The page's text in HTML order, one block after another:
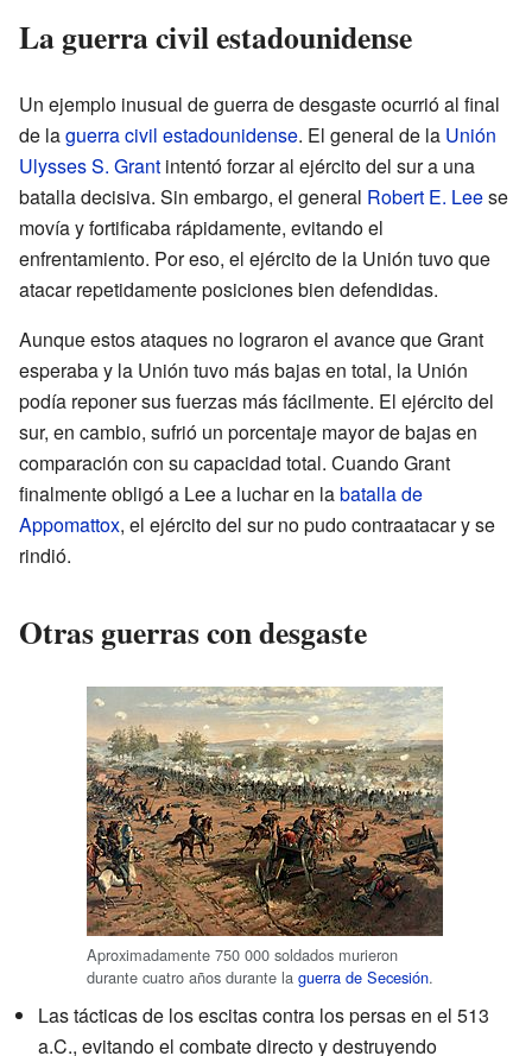
La guerra civil estadounidense
Un ejemplo inusual de guerra de desgaste ocurrió al final
de laguerra civil estadounidense. El general de la Unión
Ulysses S. Grant intentó forzar al ejército del sur a una
batalla decisiva. Sin embargo, el general Robert E. Leese
movía y fortificaba rápidamente, evitando el
enfrentamiento. Por eso, el ejército de la Unión tuvo que
atacar repetidamente posiciones bien defendidas.
Aunque estos ataques no lograron el avance que Grant
esperaba y la Unión tuvo más bajas en total, la Unión
podía reponer sus fuerzas más fácilmente. El ejército del
sur, en cambio, sufrió un porcentaje mayor de bajas en
comparación con su capacidad total. Cuando Grant
finalmente obligó a Lee a luchar en labatalla de
Appomattox, el ejército del sur no pudo contraatacar y se
rindió.
Otras guerras con desgaste
Aproximadamente 750 000 soldados murieron
durante cuatro años durante la guerra de Secesión.
Las tácticas de los escitas contra los persas en el 513
a.C., evitando el combate directo y destruyendo